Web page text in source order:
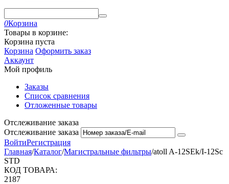
0Корзина
Товары в корзине:
Корзина пуста
Корзина Оформить заказ
Аккаунт
Мой профиль
Заказы
Список сравнения
Отложенные товары
Отслеживание заказа
Отслеживание заказа
ВойтиРегистрация
Главная/Каталог/Магистральные фильтры/atoll A-12SEk/I-12Sc
STD
КОД ТОВАРА:
2187